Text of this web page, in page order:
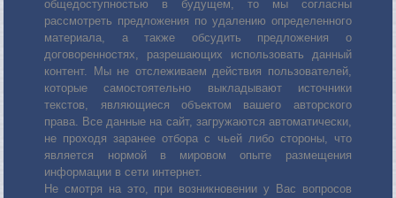
общедоступностью в будущем, то мы согласны
рассмотреть предложения по удалению определенного
материала, а также обсудить предложения о
договоренностях, разрешающих использовать данный
контент. Мы не отслеживаем действия пользователей,
которые самостоятельно выкладывают источники
текстов, являющиеся объектом вашего авторского
права. Все данные на сайт, загружаются автоматически,
не проходя заранее отбора с чьей либо стороны, что
является нормой в мировом опыте размещения
информации в сети интернет.
Не смотря на это, при возникновении у Вас вопросов